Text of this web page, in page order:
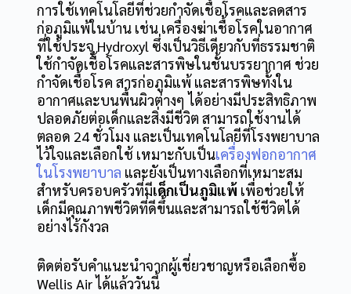
การใช้เทคโนโลยีที่ช่วยกำจัดเชื้อโรคและลดสาร
ก่อภูมิแพ้ในบ้าน เช่น เครื่องฆ่าเชื้อโรคในอากาศ
ที่ใช้ประจุ Hydroxyl ซึ่งเป็นวิธีเดียวกับที่ธรรมชาติ
ใช้กำจัดเชื้อโรคและสารพิษในชั้นบรรยากาศ ช่วย
กำจัดเชื้อโรค สารก่อภูมิแพ้ และสารพิษทั้งใน
อากาศและบนพื้นผิวต่างๆ ได้อย่างมีประสิทธิภาพ
ปลอดภัยต่อเด็กและสิ่งมีชีวิต สามารถใช้งานได้
ตลอด 24 ชั่วโมง และเป็นเทคโนโลยีที่โรงพยาบาล
ไว้ใจและเลือกใช้ เหมาะกับเป็นเครื่องฟอกอากาศ
ในโรงพยาบาล และยังเป็นทางเลือกที่เหมาะสม
สำหรับครอบครัวที่มีเด็กเป็นภูมิแพ้ เพื่อช่วยให้
เด็กมีคุณภาพชีวิตที่ดีขึ้นและสามารถใช้ชีวิตได้
อย่างไร้กังวล
ติดต่อรับคำแนะนำจากผู้เชี่ยวชาญหรือเลือกซื้อ
Wellis Air ได้แล้ววันนี้